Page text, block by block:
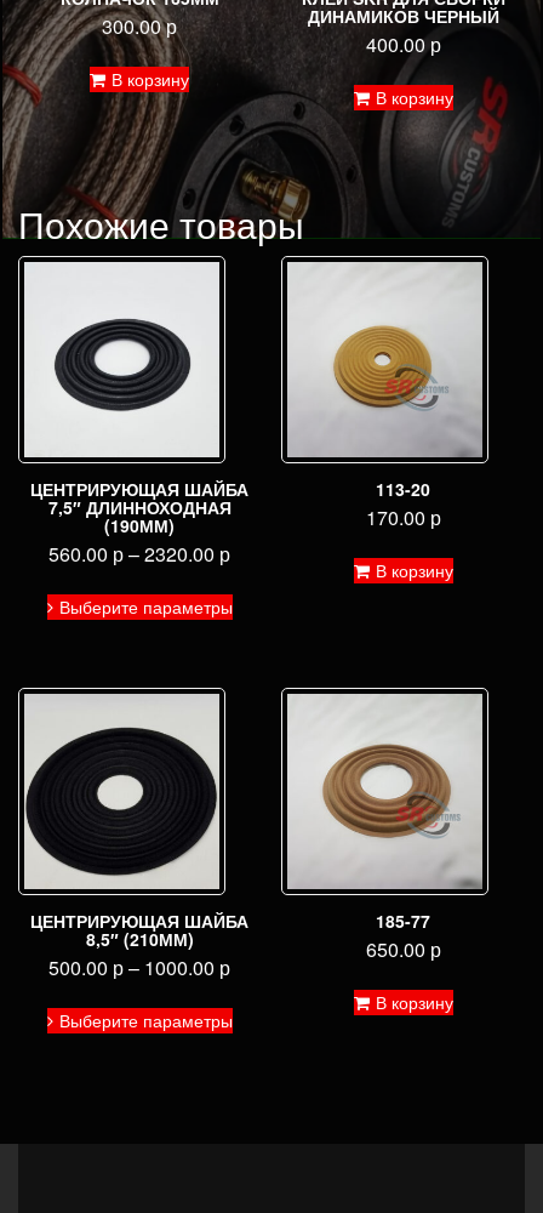
300.00р
В корзину
ДИНАМИКОВ ЧЕРНЫЙ
400.00р
В корзину
Похожие товары
ЦЕНТРИРУЮЩАЯ ШАЙБА
7,5″ ДЛИННОХОДНАЯ
(190ММ)
560.00 р–2320.00 р
Выберите параметрытовар
вариаций.
113-20
170.00 р
В корзину
ЦЕНТРИРУЮЩАЯ ШАЙБА
8,5″ (210ММ)
500.00 р– 1000.00 р
Выберите параметрытовар
185-77
650.00 р
В корзину